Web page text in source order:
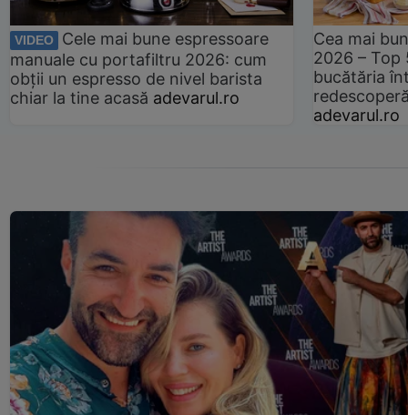
VIDEO
Cele mai bune espressoare
manuale cu portafiltru 2026: cum
obții un espresso de nivel barista
chiar la tine acasă adevarul.ro
Cea mai
2026 –
bucătăria
adevarul.ro